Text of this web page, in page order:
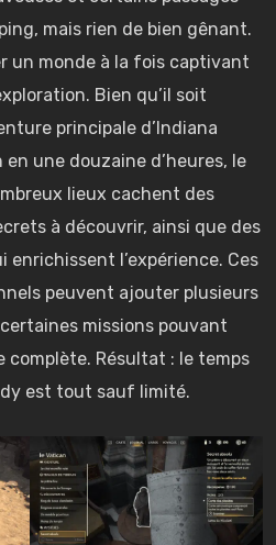
mais rien de bien gênant.
un monde à la fois captivant
Bien qu’il soit
principale d’Indiana
une douzaine d’heures, le
lieux cachent des
à découvrir, ainsi que des
enrichissent l’expérience. Ces
peuvent ajouter plusieurs
missions pouvant
complète. Résultat : le temps
est tout sauf limité.